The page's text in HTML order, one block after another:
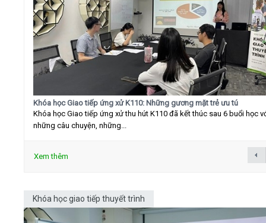
Khóa học Giao tiếp ứng xử K110: Những gương mặt trẻ ưu tú
Khóa học Giao tiếp ứng xử thu hút K110 đã kết thúc sau 6 buổi học
những câu chuyện, những...
Xem thêm
Khóa học giao tiếp thuyết trình